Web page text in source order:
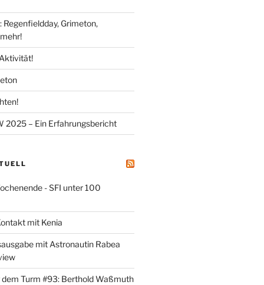
Regenfieldday, Grimeton,
2025 – Ein Erfahrungsbericht
- SFI unter 100
mit Kenia
mit Astronautin Rabea
Turm #93: Berthold Waßmuth